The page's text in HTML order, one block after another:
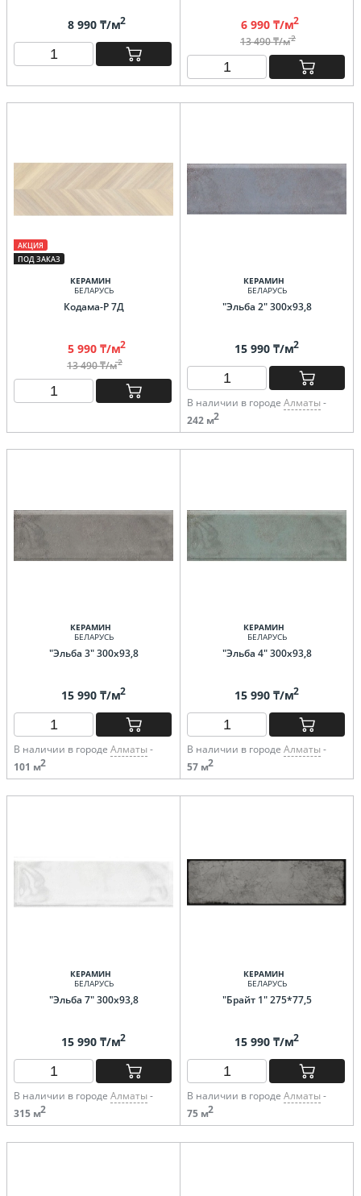
8 990 ₸/м2 6 990 ₸/м2
13 490 ₸/м2
АКЦИЯ
ПОД ЗАКАЗ
КЕРАМИН
БЕЛАРУСЬ
Кодама-Р 7Д
5 990 ₸/м2
13 490 ₸/м2
КЕРАМИН
БЕЛАРУСЬ
"Эльба 2" 300х93,8
15 990 ₸/м2
В наличии в городе Алматы -
242 м2
КЕРАМИН
БЕЛАРУСЬ
"Эльба 3" 300х93,8
15 990 ₸/м2
В наличии в городе Алматы -
101 м2
КЕРАМИН
БЕЛАРУСЬ
"Эльба 4" 300х93,8
15 990 ₸/м2
В наличии в городе Алматы -
57 м2
КЕРАМИН
БЕЛАРУСЬ
"Эльба 7" 300х93,8
15 990 ₸/м2
В наличии в городе Алматы -
315 м2
КЕРАМИН
БЕЛАРУСЬ
"Брайт 1" 275*77,5
15 990 ₸/м2
В наличии в городе Алматы -
75 м2